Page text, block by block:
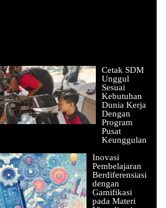
Cetak SDM
Unggul
Sesuai
Kebutuhan
Dunia Kerja
Dengan
Program
Pusat
Keunggulan
Inovasi
Pembelajaran
Berdiferensiasi
dengan
Gamifikasi
pada Materi